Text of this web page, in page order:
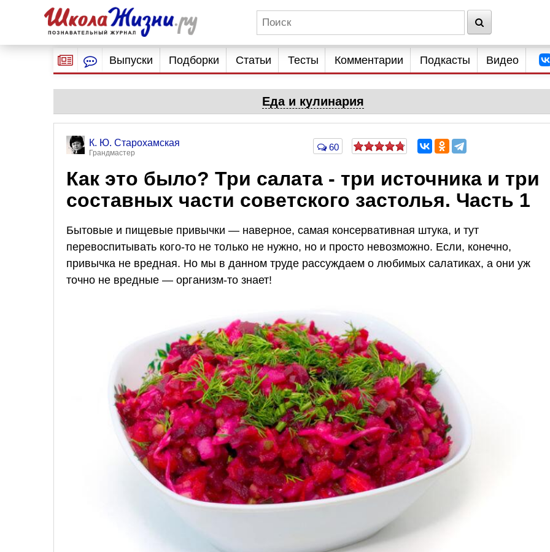
Выпуски Подборки Статьи Тесты Комментарии Подкасты Видео
Еда и кулинария
К. Ю. Старохамская
Грандмастер
60
Как это было? Три салата - три источника и три
составных части советского застолья. Часть 1
Бытовые и пищевые привычки — наверное, самая консервативная штука, и тут
перевоспитывать кого-то не только не нужно, но и просто невозможно. Если, конечно,
привычка не вредная. Но мы в данном труде рассуждаем о любимых салатиках, а они уж
точно не вредные — организм-то знает!